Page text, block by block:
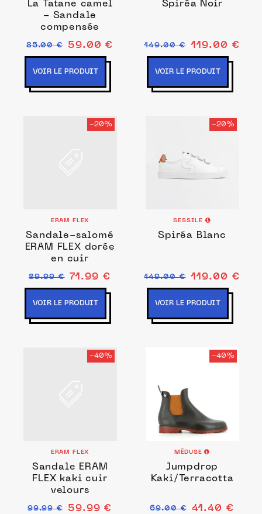
La Tatane camel
- Sandale
compensée
85.00 € 59.00 €
VOIR LE PRODUIT
Spiréa Noir
149.00 € 119.00 €
VOIR LE PRODUIT
-20%
ERAM FLEX
Sandale-salomé
ERAM FLEX dorée
en cuir
89.99 € 71.99 €
VOIR LE PRODUIT
-20%
SESSILE
Spiréa Blanc
149.00 € 119.00 €
VOIR LE PRODUIT
-40%
ERAM FLEX
Sandale ERAM
FLEX kaki cuir
velours
99.99 € 59.99 €
-40%
MÉDUSE
Jumpdrop
Kaki/Terracotta
69.00 € 41.40 €